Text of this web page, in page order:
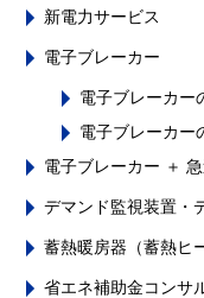
新電力サービス
電子ブレーカー
電子ブレーカー
電子ブレーカー
電子ブレーカー ＋
デマンド監視装置・
蓄熱暖房器（蓄熱ヒ
省エネ補助金コンサ